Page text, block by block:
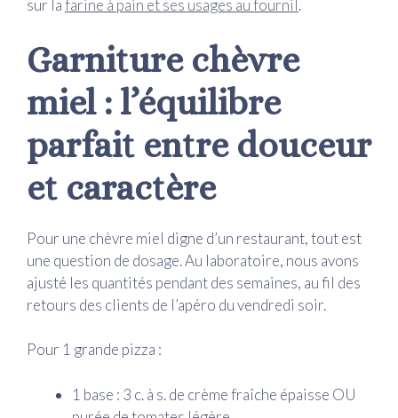
sur lafarine à pain et ses usages au fournil .
Garniture chèvre
miel : l’équilibre
parfait entre douceur
et caractère
Pour une chèvre miel digne d’un restaurant, tout est
une question de dosage. Au laboratoire, nous avons
ajusté les quantités pendant des semaines, au fil des
retours des clients de l’apéro du vendredi soir.
Pour 1 grande pizza :
1 base : 3 c. à s. de crème fraîche épaisse OU